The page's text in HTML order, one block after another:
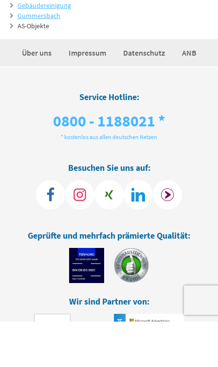
Gebäudereinigung
Gummersbach
AS-Objekte
Über uns Impressum Datenschutz ANB
Service Hotline:
0800 - 1188021 *
* kostenlos aus allen deutschen Netzen
Besuchen Sie uns auf:
Geprüfte und mehrfach prämierte Qualität:
Wir sind Partner von: